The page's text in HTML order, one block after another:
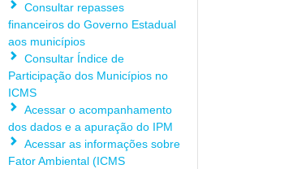
Consultar repasses
financeiros do Governo Estadual
aos municípios
Consultar Índice de
Participação dos Municípios no
ICMS
Acessar o acompanhamento
dos dados e a apuração do IPM
Acessar as informações sobre
Fator Ambiental (ICMS